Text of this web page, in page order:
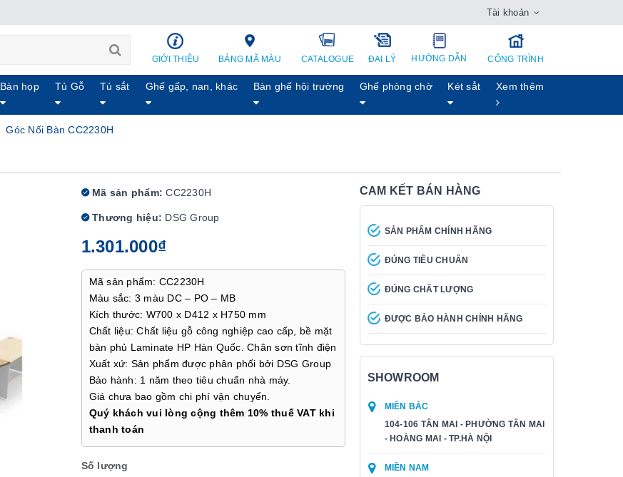
Tài khoản
GIỚI THIỆU BẢNG MÃ MÀU CATALOGUE ĐẠI LÝ HƯỚNG DẪN CÔNG TRÌNH
Bàn họp Tủ Gỗ Tủ sắt Ghế gấp, nan, khác Bàn ghế hội trường Ghế phòng chờ Két sẳt Xem thêm
Góc Nối Bàn CC2230H
Mã sản phẩm: CC2230H
Thương hiệu: DSG Group
1.301.000₫
Mã sản phẩm: CC2230H
Màu sắc: 3 màu DC – PO – MB
Kích thước: W700 x D412 x H750 mm
Chất liệu: Chất liệu gỗ công nghiệp cao cấp, bề mặt
bàn phủ Laminate HP Hàn Quốc. Chân sơn tĩnh điện
Xuất xứ: Sản phẩm được phân phối bởi DSG Group
Bảo hành: 1 năm theo tiêu chuẩn nhà máy.
Giá chưa bao gồm chi phí vận chuyển.
Quý khách vui lòng cộng thêm 10% thuế VAT khi
thanh toán
Số lượng
CAM KẾT BÁN HÀNG
SẢN PHẨM CHÍNH HÃNG
ĐÚNG TIÊU CHUẨN
ĐÚNG CHẤT LƯỢNG
ĐƯỢC BẢO HÀNH CHÍNH HÃNG
SHOWROOM
MIỀN BẮC
104-106 TÂN MAI - PHƯỜNG TÂN MAI
- HOÀNG MAI - TP.HÀ NỘI
MIỀN NAM